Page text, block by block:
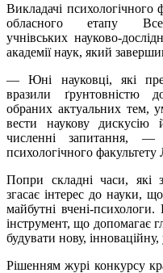
Викладачі
обласного етапу
учнівських науково-
академії наук, який
— Юні науковці, які
вразили ґрунтовністю
обраних актуальних тем,
вести наукову дискусію
численні запитання, —
психологічного факультету
Попри складні часи, які
згасає інтерес до науки,
майбутні вчені-
інструмент, що допомагає
будувати нову,
Рішенням журі конкурсу